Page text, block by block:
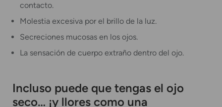
contacto.
Molestia excesiva por el brillo de la luz.
Secreciones mucosas en los ojos.
La sensación de cuerpo extraño dentro del ojo.
Incluso puede que tengas el ojo
seco… ¡y llores como una